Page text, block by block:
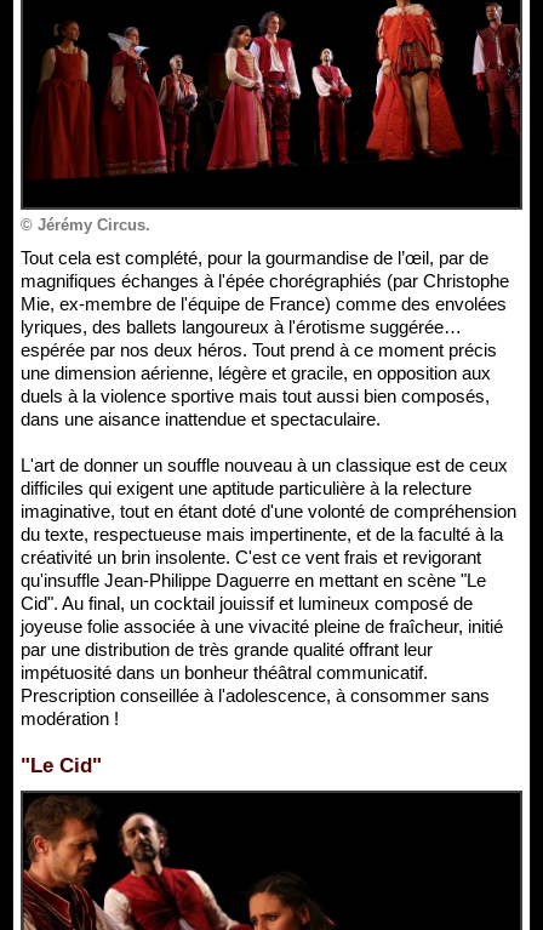
© Jérémy Circus.
Tout cela est complété, pour la gourmandise de l’œil, par de
magnifiques échanges à l'épée chorégraphiés (par Christophe
Mie, ex-membre de l'équipe de France) comme des envolées
lyriques, des ballets langoureux à l'érotisme suggérée…
espérée par nos deux héros. Tout prend à ce moment précis
une dimension aérienne, légère et gracile, en opposition aux
duels à la violence sportive mais tout aussi bien composés,
dans une aisance inattendue et spectaculaire.
L'art de donner un souffle nouveau à un classique est de ceux
difficiles qui exigent une aptitude particulière à la relecture
imaginative, tout en étant doté d'une volonté de compréhension
du texte, respectueuse mais impertinente, et de la faculté à la
créativité un brin insolente. C'est ce vent frais et revigorant
qu'insuffle Jean-Philippe Daguerre en mettant en scène "Le
Cid". Au final, un cocktail jouissif et lumineux composé de
joyeuse folie associée à une vivacité pleine de fraîcheur, initié
par une distribution de très grande qualité offrant leur
impétuosité dans un bonheur théâtral communicatif.
Prescription conseillée à l'adolescence, à consommer sans
modération !
"Le Cid"